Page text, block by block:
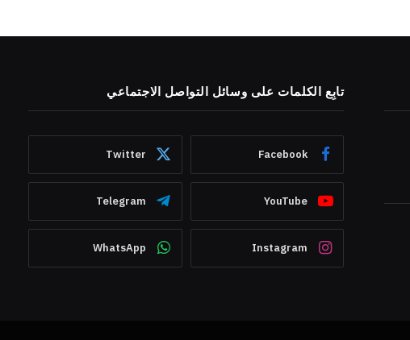
تابِع الكلمات على وسائل التواصل الاجتماعي
Facebook
Twitter
YouTube
Telegram
Instagram
WhatsApp